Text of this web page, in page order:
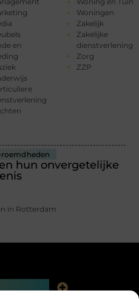
en
Woningen
Zakelijk
Zakelijke
dienstverlening
Zorg
ZZP
en hun onvergetelijke
in Rotterdam